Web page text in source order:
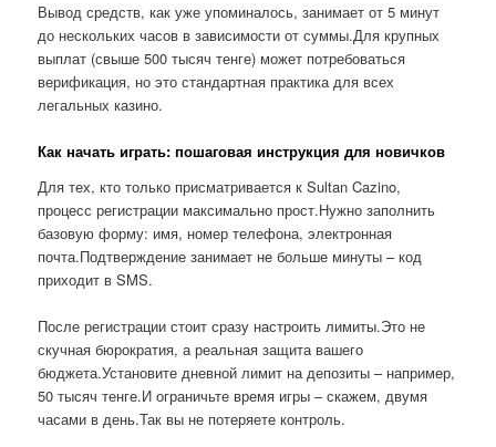
Вывод средств, как уже упоминалось, занимает от 5 минут
до нескольких часов в зависимости от суммы.Для крупных
выплат (свыше 500 тысяч тенге) может потребоваться
верификация, но это стандартная практика для всех
легальных казино.
Как начать играть: пошаговая инструкция для новичков
Для тех, кто только присматривается к Sultan Cazino,
процесс регистрации максимально прост.Нужно заполнить
базовую форму: имя, номер телефона, электронная
почта.Подтверждение занимает не больше минуты – код
приходит в SMS.
После регистрации стоит сразу настроить лимиты.Это не
скучная бюрократия, а реальная защита вашего
бюджета.Установите дневной лимит на депозиты – например,
50 тысяч тенге.И ограничьте время игры – скажем, двумя
часами в день.Так вы не потеряете контроль.